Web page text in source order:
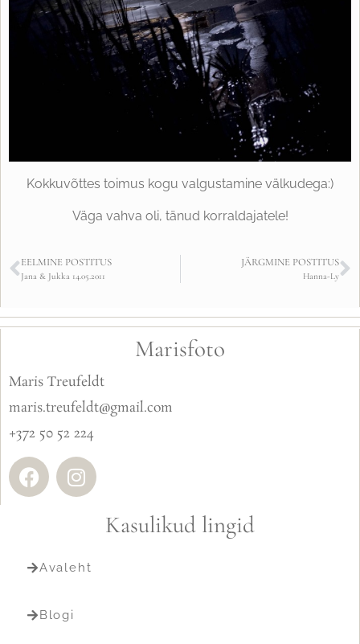
Kokkuvõttes toimus kogu valgustamine välkudega:)
Väga vahva oli, tänud korraldajatele!
EELMINE POSTITUS
Jana & Jukka 14.05.2011
JÄRGMINE POSTITUS
Hanna-Ly
Marisfoto
Maris Treufeldt
maris.treufeldt@gmail.com
+372 50 52 224
Kasulikud lingid
Avaleht
Blogi